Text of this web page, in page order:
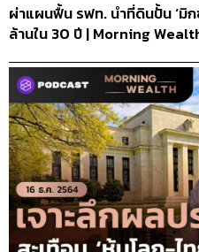
ผ่าแผนฟื้น รฟท. นำที่ดินปั้น ‘มิ
ล้านใน 30 ปี | Morning